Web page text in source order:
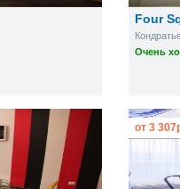
Four
Очень
от 3 307